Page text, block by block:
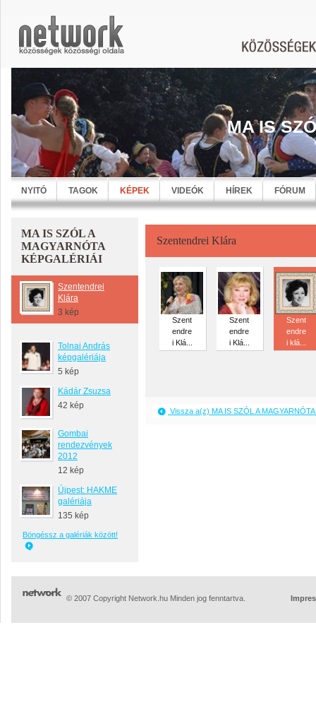
MA IS
NYITÓ TAGOK KÉPEK VIDEÓK HÍREK FÓRUM
MA IS SZÓL A
MAGYARNÓTA
KÉPGALÉRIÁI
Szentendrei
Klára
3 kép
Tolnai András
képgalériája
5 kép
Kádár Zsuzsa
42 kép
Gombai
rendezvények
2012
12 kép
Újpest: HAKME
galériája
135 kép
Böngéssz a galériák között!
Szentendrei Klára
Szent
endre
i Klá...
Szent
endre
i Klá...
Szent
endre
i klá...
Vissza a(z) MA IS SZÓL A
© 2007 Copyright Network.hu Minden jog fenntartva.